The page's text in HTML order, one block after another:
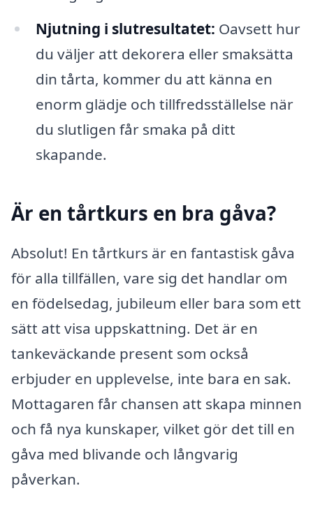
Njutning i slutresultatet: Oavsett hur
du väljer att dekorera eller smaksätta
din tårta, kommer du att känna en
enorm glädje och tillfredsställelse när
du slutligen får smaka på ditt
skapande.
Är en tårtkurs en bra gåva?
Absolut! En tårtkurs är en fantastisk gåva
för alla tillfällen, vare sig det handlar om
en födelsedag, jubileum eller bara som ett
sätt att visa uppskattning. Det är en
tankeväckande present som också
erbjuder en upplevelse, inte bara en sak.
Mottagaren får chansen att skapa minnen
och få nya kunskaper, vilket gör det till en
gåva med blivande och långvarig
påverkan.